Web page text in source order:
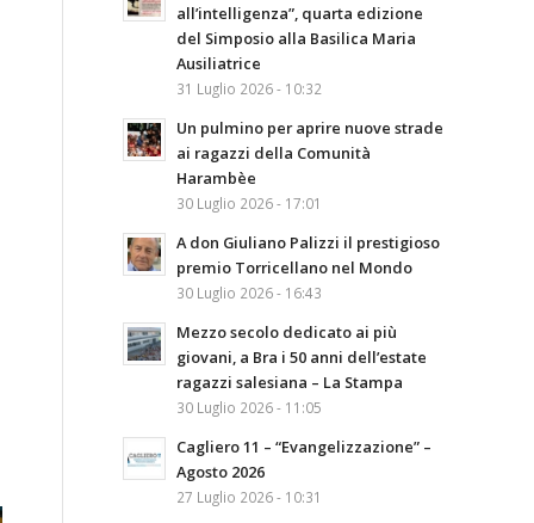
all’intelligenza”, quarta edizione
del Simposio alla Basilica Maria
Ausiliatrice
31 Luglio 2026 - 10:32
Un pulmino per aprire nuove strade
ai ragazzi della Comunità
Harambèe
30 Luglio 2026 - 17:01
A don Giuliano Palizzi il prestigioso
premio Torricellano nel Mondo
30 Luglio 2026 - 16:43
Mezzo secolo dedicato ai più
giovani, a Bra i 50 anni dell’estate
ragazzi salesiana – La Stampa
30 Luglio 2026 - 11:05
Cagliero 11 – “Evangelizzazione” –
Agosto 2026
27 Luglio 2026 - 10:31